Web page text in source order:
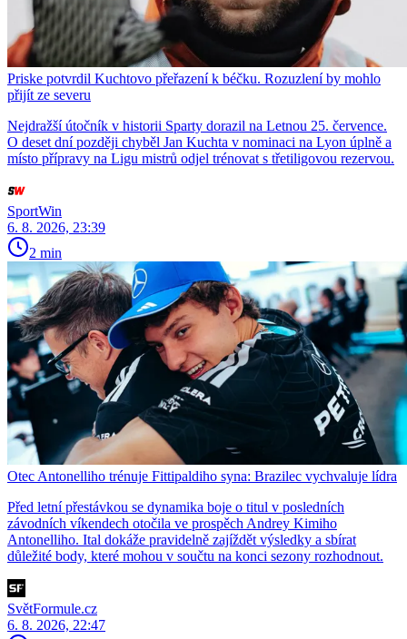
Priske potvrdil Kuchtovo přeřazení k béčku. Rozuzlení by mohlo
přijít ze severu
Nejdražší útočník v historii Sparty dorazil na Letnou 25. července.
O deset dní později chyběl Jan Kuchta v nominaci na Lyon úplně a
místo přípravy na Ligu mistrů odjel trénovat s třetiligovou rezervou.
SportWin
6. 8. 2026, 23:39
2 min
Otec Antonelliho trénuje Fittipaldiho syna: Brazilec vychvaluje lídra
Před letní přestávkou se dynamika boje o titul v posledních
závodních víkendech otočila ve prospěch Andrey Kimiho
Antonelliho. Ital dokáže pravidelně zajíždět výsledky a sbírat
důležité body, které mohou v součtu na konci sezony rozhodnout.
SvětFormule.cz
6. 8. 2026, 22:47